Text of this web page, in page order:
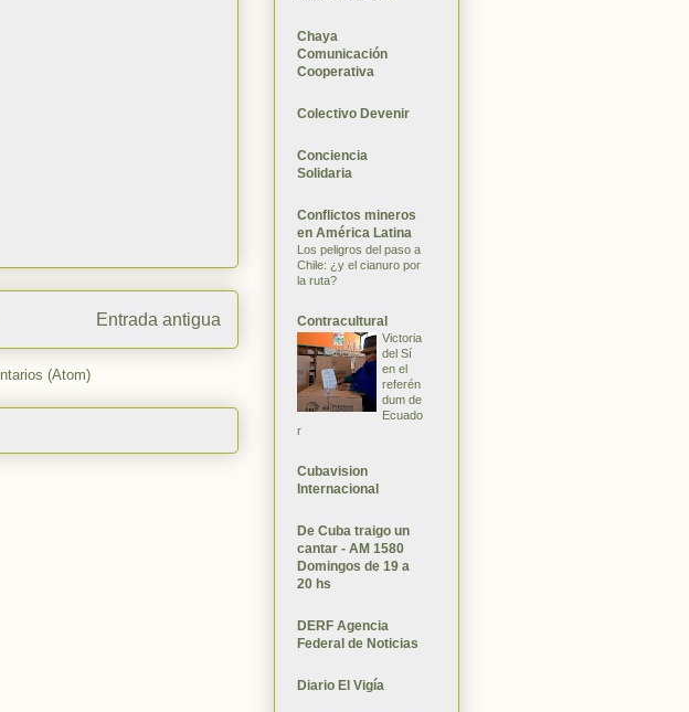
Entrada antigua
(Atom)
Chaya
Comunicación
Cooperativa
Colectivo Devenir
Conciencia
Solidaria
Conflictos mineros
en América Latina
Los peligros del paso a
Chile: ¿y el cianuro por
la ruta?
Contracultural
Victoria
del Sí
en el
referén
dum de
Ecuado
r
Cubavision
Internacional
De Cuba traigo un
cantar - AM 1580
Domingos de 19 a
20 hs
DERF Agencia
Federal de Noticias
Diario El Vigía